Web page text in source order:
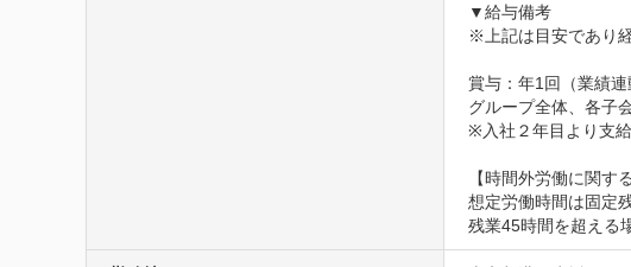
▼給与備考
※上記は目安であり
賞与：年1回（業績連
グループ全体、各子
※入社２年目より支給
【時間外労働に関す
想定労働時間は固定
残業45時間を超える